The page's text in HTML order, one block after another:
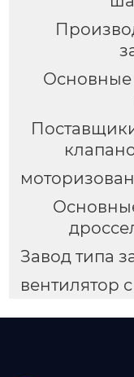
Основные
Завод типа
вентилятор